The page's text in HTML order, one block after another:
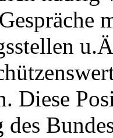
Diese
des